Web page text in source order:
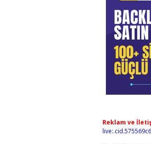
Reklam ve